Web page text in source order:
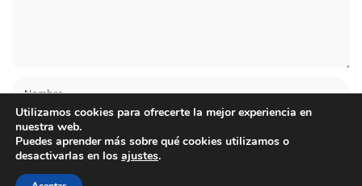
Utilizamos cookies para ofrecerte la mejor experiencia en
nuestra web.
Puedes aprender más sobre qué cookies utilizamos o
desactivarlas en los ajustes.